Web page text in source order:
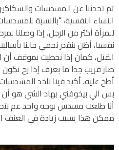
ثم تحدثنا عن المسدسات
النساء النفسية، “بالنسبة
للمرأة أكثر من الرجل، إذا وصلنا
نفسيا، أظن بنقدر نحمي حالنا
القتل، كمان إذا نحطيت بموقف
صار قريب جدا ما بعرف إذا رح
أطخ عليه، أكيد فينا ناخد
بس الي بيخوفني بهاد الشي هو أن
أنا طلعت مسدس بوجه واحد عم
ممكن هذا يسبب زيادة في العنف